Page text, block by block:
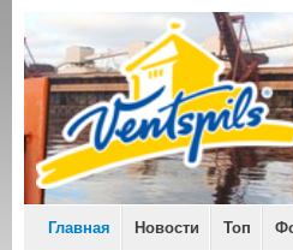
Главная Новости Топ